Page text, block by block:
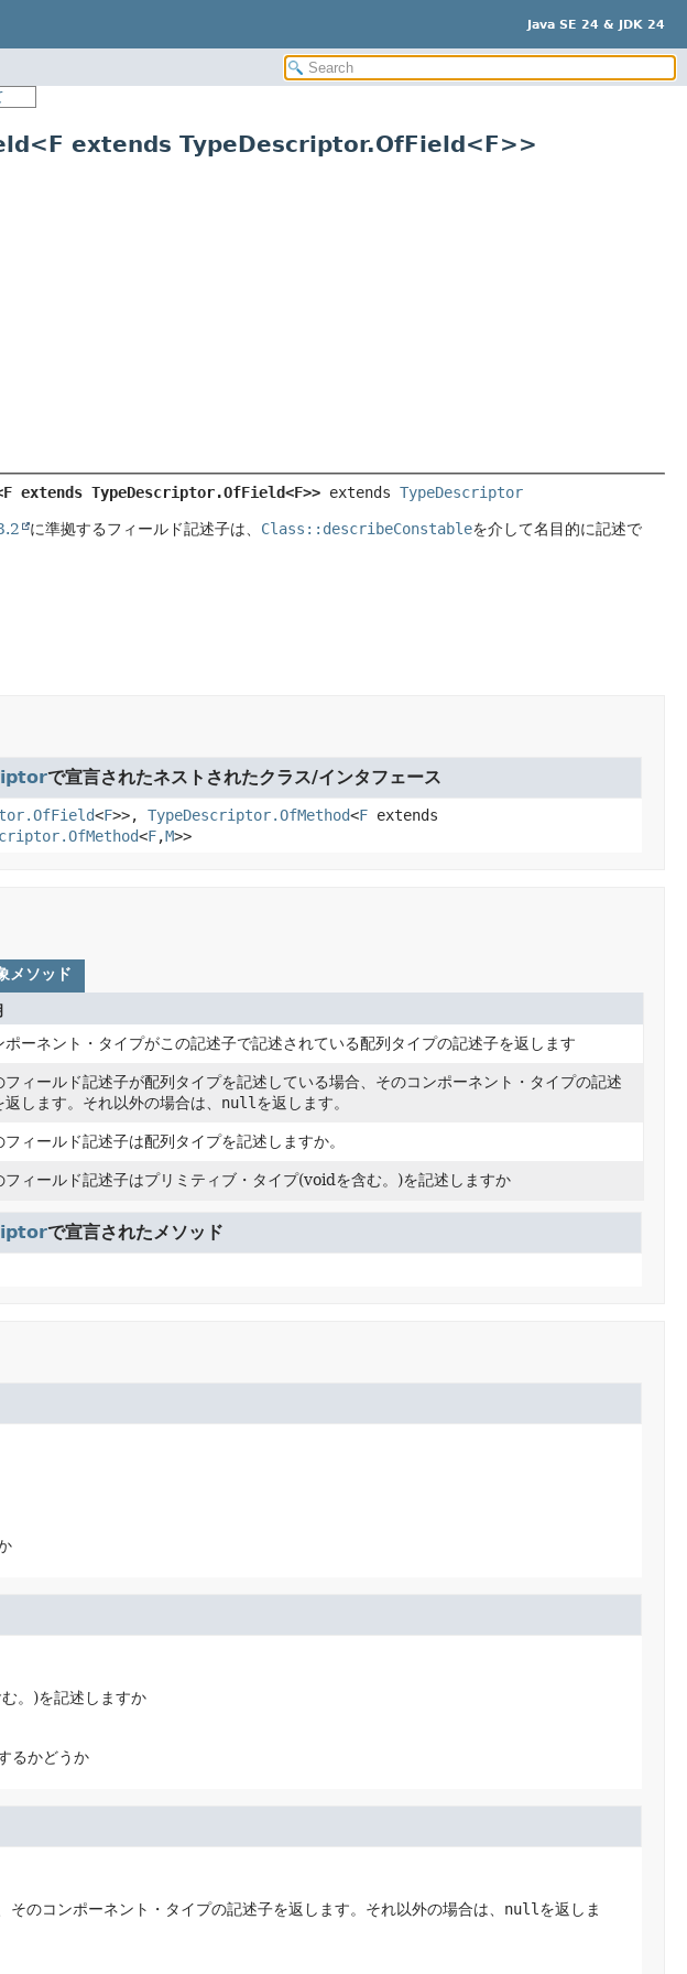
Java SE 24 & JDK 24
extends TypeDescriptor.OfField<F>>
extends TypeDescriptor.OfField<F>> extends TypeDescriptor
に準拠するフィールド記述子は、 Class::describeConstableを介して名目的に記述で
で宣言されたネストされたクラス/インタフェース
<F>>, TypeDescriptor.OfMethod<Fextends
<F,M>>
メソッド
ポーネント・タイプがこの記述子で記述されている配列タイプの記述子を返します
フィールド記述子が配列タイプを記述している場合、そのコンポーネント・タイプの記述
返します。それ以外の場合は、 null を返します。
フィールド記述子は配列タイプを記述しますか。
フィールド記述子はプリミティブ・タイプ(voidを含む。)を記述しますか
で宣言されたメソッド
。)を記述しますか
るかどうか
のコンポーネント・タイプの記述子を返します。それ以外の場合は、 null を返しま